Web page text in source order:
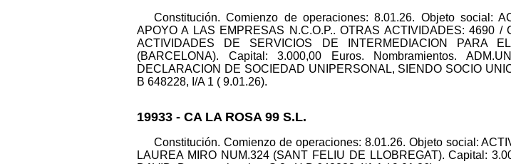
Constitución. Comienzo de operaciones: 8.01.26. Objeto social:
APOYO A LAS EMPRESAS N.C.O.P.. OTRAS ACTIVIDADES: 4690
ACTIVIDADES DE SERVICIOS DE INTERMEDIACION PARA
(BARCELONA). Capital: 3.000,00 Euros. Nombramientos.
DECLARACION DE SOCIEDAD UNIPERSONAL, SIENDO SOCIO
B 648228, I/A 1 ( 9.01.26).
19933 - CA LA ROSA 99 S.L.
Constitución. Comienzo de operaciones: 8.01.26. Objeto social:
LAUREA MIRO NUM.324 (SANT FELIU DE LLOBREGAT). Capital: